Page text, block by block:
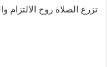
تزرع الصلاة روح الالتزام